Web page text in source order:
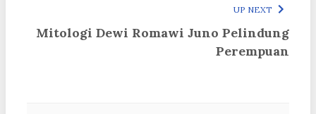
UP NEXT
Mitologi Dewi Romawi Juno Pelindung
Perempuan